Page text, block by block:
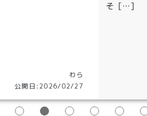
わら
公開日:2026/02/27
そ […]